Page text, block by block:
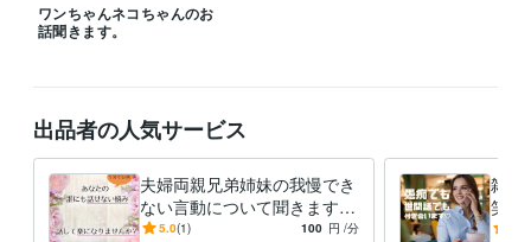
ワンちゃんネコちゃんのお
話聞きます。
出品者の人気サービス
夫婦両親兄弟姉妹の我慢でき
ない言動について聞きます
大人になっても[いじめ]は絶
5.0(1) 100 円 /分
雑談
笑わ
所さ